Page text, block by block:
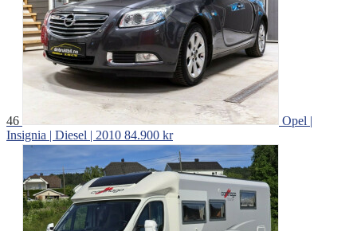
46
Opel |
Insignia | Diesel | 2010 84.900 kr